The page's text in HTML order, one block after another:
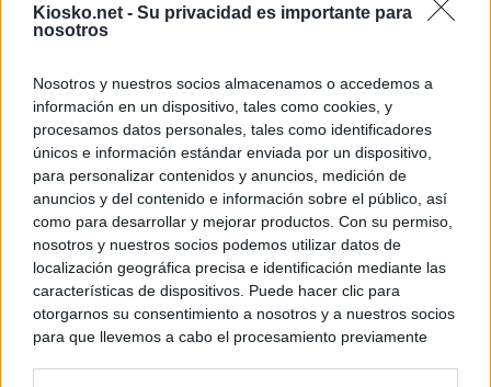
Kiosko.net - Su privacidad es importante para
nosotros
Nosotros y nuestros socios almacenamos o accedemos a
información en un dispositivo, tales como cookies, y
procesamos datos personales, tales como identificadores
únicos e información estándar enviada por un dispositivo,
para personalizar contenidos y anuncios, medición de
anuncios y del contenido e información sobre el público, así
como para desarrollar y mejorar productos. Con su permiso,
nosotros y nuestros socios podemos utilizar datos de
localización geográfica precisa e identificación mediante las
características de dispositivos. Puede hacer clic para
otorgarnos su consentimiento a nosotros y a nuestros socios
para que llevemos a cabo el procesamiento previamente